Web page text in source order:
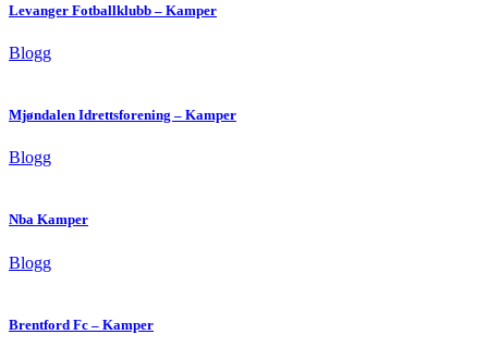
Levanger Fotballklubb – Kamper
Blogg
Mjøndalen Idrettsforening – Kamper
Blogg
Nba Kamper
Blogg
Brentford Fc – Kamper